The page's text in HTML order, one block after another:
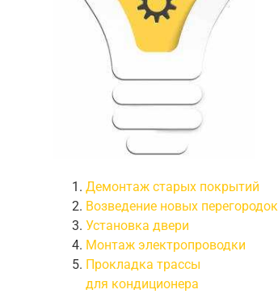
Демонтаж старых покрытий
Возведение новых перегородок
Установка двери
Монтаж электропроводки
Прокладка трассы
для кондиционера